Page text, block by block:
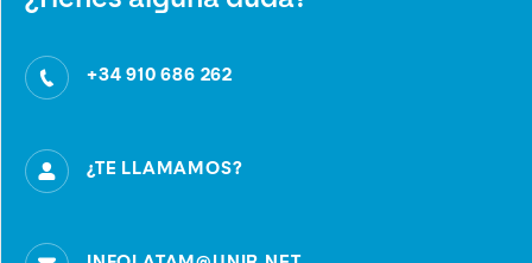
+34 910 686 262
¿TE LLAMAMOS?